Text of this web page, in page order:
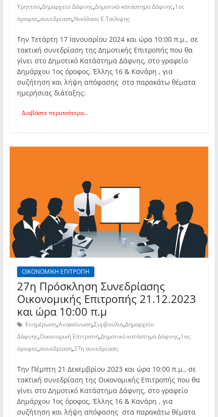
Υμηττού,Δημαρχείο Δάφνης,Δημοτικό κατάστημα Δάφνης,1ος
όροφος,συνεδρίαση,Νικόλαος Ε.Τσιλίφης
Την Τετάρτη 17 Ιανουαρίου 2024 και ώρα 10:00 π.μ., σε
τακτική συνεδρίαση της Δημοτικής Επιτροπής που θα
γίνει στο Δημοτικό Κατάστημα Δάφνης, στο γραφείο
Δημάρχου 1ος όροφος, Έλλης 16 & Κανάρη , για
συζήτηση και λήψη απόφασης στα παρακάτω θέματα
ημερήσιας διάταξης:
Διαβάστε περισσότερα...
ΟΙΚΟΝΟΜΙΚΗ ΕΠΙΤΡΟΠΗ
27η Πρόσκληση Συνεδρίασης
Οικονομικής Επιτροπής 21.12.2023
και ώρα 10:00 π.μ
Ενημέρωση,Ανακοίνωση,Συμβούλιο,Δημαρχείο
Δάφνης,Οικονομική Επιτροπή,Δημοτικό κατάστημα Δάφνης,1ος
όροφος,συνεδρίαση,27η συνεδρίαση
Την Πέμπτη 21 Δεκεμβρίου 2023 και ώρα 10:00 π.μ., σε
τακτική συνεδρίαση της Οικονομικής Επιτροπής που θα
γίνει στο Δημοτικό Κατάστημα Δάφνης, στο γραφείο
Δημάρχου 1ος όροφος, Έλλης 16 & Κανάρη , για
συζήτηση και λήψη απόφασης στα παρακάτω θέματα